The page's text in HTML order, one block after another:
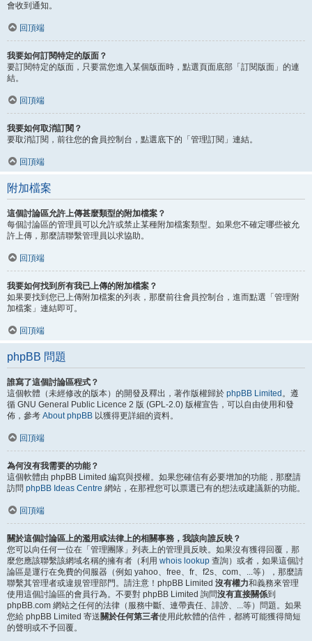
會收到通知。
回頂端
我要如何訂閱特定的版面？
要訂閱特定的版面，只要當您進入某個版面時，點選頁面底部「訂閱版面」的連
結。
回頂端
我要如何取消訂閱？
要取消訂閱，前往您的會員控制台，點選底下的「管理訂閱」連結。
回頂端
附加檔案
這個討論區允許上傳甚麼類型的附加檔案？
每個討論區的管理員可以允許或禁止某種附加檔案類型。如果您不確定哪些被允
許上傳，那麼請聯繫管理員以求協助。
回頂端
我要如何找到所有我已上傳的附加檔案？
如果要找到您已上傳附加檔案的列表，那麼前往會員控制台，進而點選「管理附
加檔案」連結即可。
回頂端
phpBB 問題
誰寫了這個討論區程式？
這個軟體（未經修改的版本）的開發及釋出，著作版權歸於 phpBB Limited 。遵
循 GNU General Public Licence 2 版 (GPL-2.0) 版權宣告，可以自由使用和發
佈，參考 About phpBB 以獲得更詳細的資料。
回頂端
為何沒有我需要的功能？
這個軟體由 phpBB Limited 編寫與授權。如果您確信有必要增加的功能，那麼請
訪問 phpBB Ideas Centre 網站，在那裡您可以票選已有的想法或建議新的功能。
回頂端
關於這個討論區上的濫用或法律上的相關事務，我該向誰反映？
您可以向任何一位在「管理團隊」列表上的管理員反映。如果沒有獲得回覆，那
麼您應該聯繫該網域名稱的擁有者（利用 whois lookup 查詢）或者，如果這個討
論區是運行在免費的伺服器（例如 yahoo、free、fr、f2s、com、...等），那麼請
聯繫其管理者或違規管理部門。請注意！phpBB Limited 沒有權力和義務來管理
使用這個討論區的會員行為。不要對 phpBB Limited 詢問沒有直接關係到
phpBB.com 網站之任何的法律（服務中斷、連帶責任、誹謗、...等）問題。如果
您給 phpBB Limited 寄送關於任何第三者使用此軟體的信件，都將可能獲得簡短
的聲明或不予回覆。